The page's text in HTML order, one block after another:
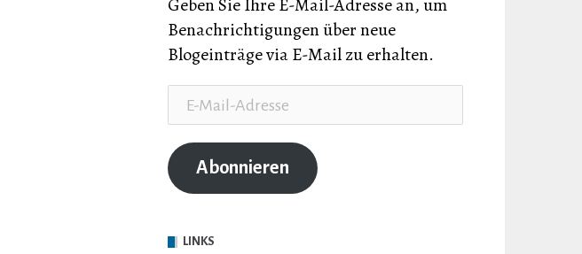
Geben Sie Ihre E-Mail-Adresse an, um
Benachrichtigungen über neue
Blogeinträge via E-Mail zu erhalten.
Mail-
Adresse
Abonnieren
LINKS